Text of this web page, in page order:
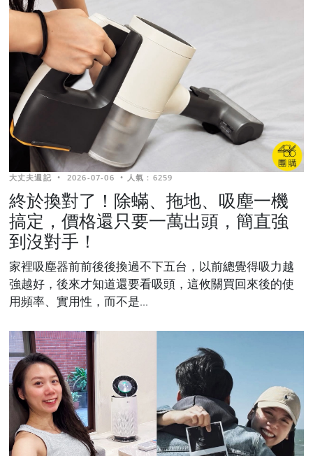
大丈夫週記 • 2026-07-06 • 人氣 : 6259
終於換對了！除蟎、拖地、吸塵一機
搞定，價格還只要一萬出頭，簡直強
到沒對手！
家裡吸塵器前前後後換過不下五台，以前總覺得吸力越
強越好，後來才知道還要看吸頭，這攸關買回來後的使
用頻率、實用性，而不是...